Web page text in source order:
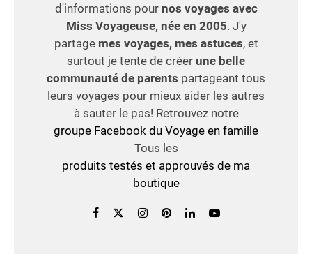
d'informations pour nos voyages avec
Miss Voyageuse, née en 2005. J'y
partage mes voyages, mes astuces, et
surtout je tente de créer une belle
communauté de parents partageant tous
leurs voyages pour mieux aider les autres
à sauter le pas! Retrouvez notre
groupe Facebook du Voyage en famille
Tous les
produits testés et approuvés de ma
boutique